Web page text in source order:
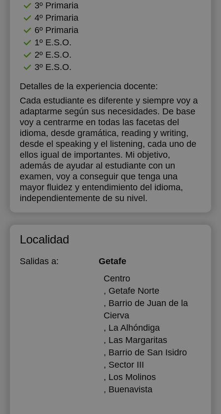
3º Primaria
4º Primaria
6º Primaria
1º E.S.O.
2º E.S.O.
3º E.S.O.
Detalles de la experiencia docente:
Cada estudiante es diferente y siempre voy a
adaptarme según sus necesidades. De base
voy a centrarme en todas las facetas del
idioma, desde gramática, reading y writing,
desde el speaking y el listening, cada uno de
ellos igual de importantes. Mi objetivo,
además de ayudar al estudiante con un
examen, voy a conseguir que tenga una
mayor fluidez y entendimiento del idioma,
independientemente de su nivel.
Localidad
Salidas a:
Getafe
Centro
, Getafe Norte
, Barrio de Juan de la
Cierva
, La Alhóndiga
, Las Margaritas
, Barrio de San Isidro
, Sector III
, Los Molinos
, Buenavista